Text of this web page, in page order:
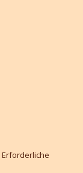
Erforderliche